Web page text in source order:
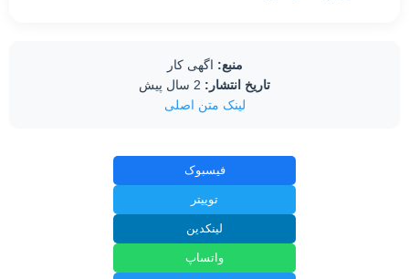
منبع: اگهی کار
تاریخ انتشار:
لینک متن اصلی
فیسبوک
توییتر
لینکدین
واتساپ